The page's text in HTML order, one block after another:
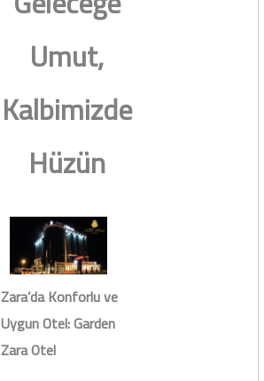
Umut,
Kalbimizde
Hüzün
Zara’da Konforlu ve
Uygun Otel: Garden
Zara Otel